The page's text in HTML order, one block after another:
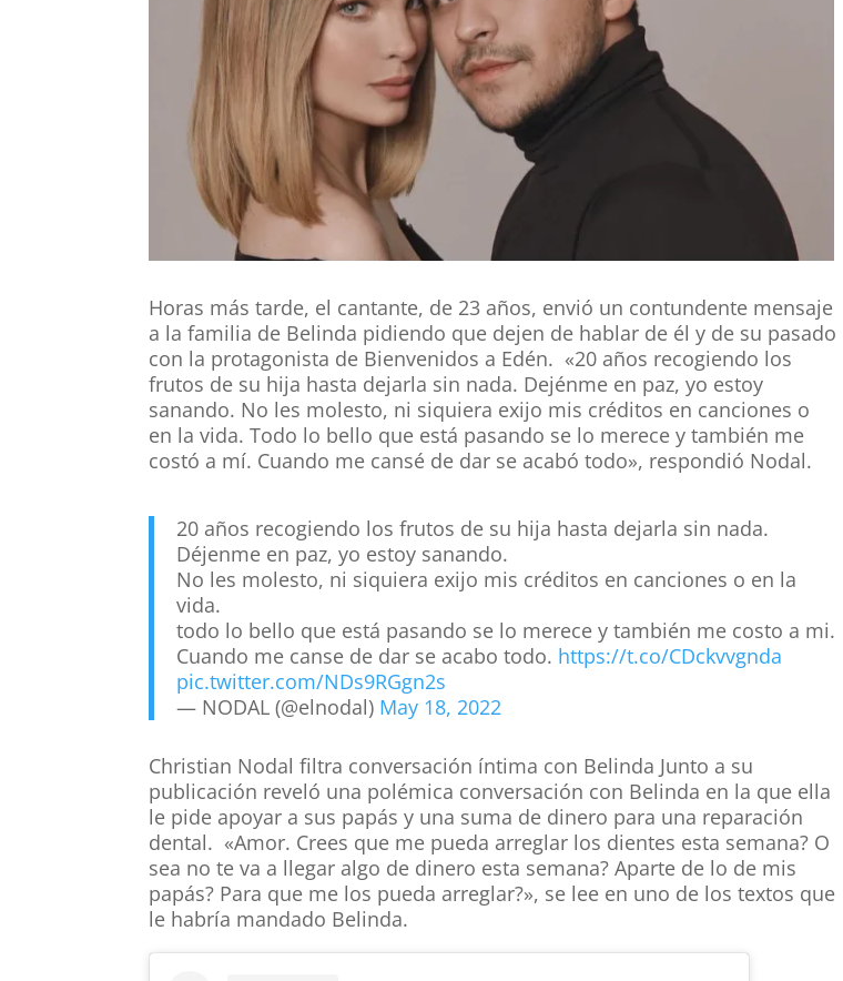
Horas más tarde, el cantante, de 23 años, envió un contundente mensaje
a la familia de Belinda pidiendo que dejen de hablar de él y de su pasado
con la protagonista de Bienvenidos a Edén. «20 años recogiendo los
frutos de su hija hasta dejarla sin nada. Dejénme en paz, yo estoy
sanando. No les molesto, ni siquiera exijo mis créditos en canciones o
en la vida. Todo lo bello que está pasando se lo merece y también me
costó a mí. Cuando me cansé de dar se acabó todo», respondió Nodal.
20 años recogiendo los frutos de su hija hasta dejarla sin nada.
Déjenme en paz, yo estoy sanando.
No les molesto, ni siquiera exijo mis créditos en canciones o en la
vida.
todo lo bello que está pasando se lo merece y también me costo a mi.
Cuando me canse de dar se acabo todo. https://t.co/CDckvvgnda
pic.twitter.com/NDs9RGgn2s
— NODAL (@elnodal) May 18, 2022
Christian Nodal filtra conversación íntima con Belinda Junto a su
publicación reveló una polémica conversación con Belinda en la que ella
le pide apoyar a sus papás y una suma de dinero para una reparación
dental. «Amor. Crees que me pueda arreglar los dientes esta semana? O
sea no te va a llegar algo de dinero esta semana? Aparte de lo de mis
papás? Para que me los pueda arreglar?», se lee en uno de los textos que
le habría mandado Belinda.